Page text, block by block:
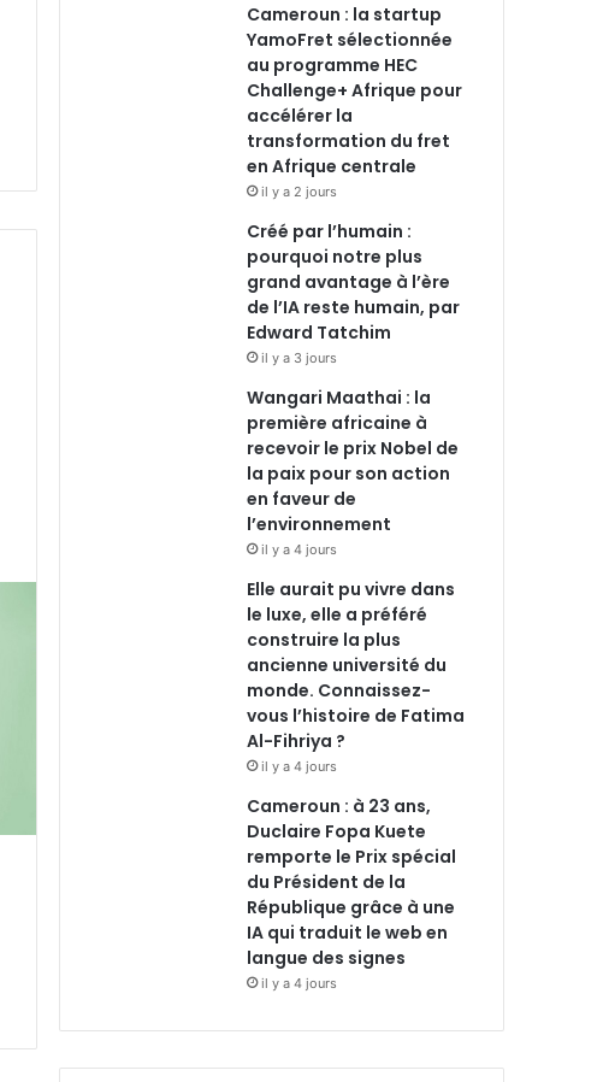
d
i
n
b
e
g
r
m
Cameroun : la startup
YamoFret sélectionnée
au programme HEC
Challenge+ Afrique pour
accélérer la
transformation du fret
en Afrique centrale
il y a 2 jours
Créé par l’humain :
pourquoi notre plus
grand avantage à l’ère
de l’IA reste humain, par
Edward Tatchim
il y a 3 jours
Wangari Maathai : la
première africaine à
recevoir le prix Nobel de
la paix pour son action
en faveur de
l’environnement
il y a 4 jours
Elle aurait pu vivre dans
le luxe, elle a préféré
construire la plus
ancienne université du
monde. Connaissez-
vous l’histoire de Fatima
Al-Fihriya ?
il y a 4 jours
Cameroun : à 23 ans,
Duclaire Fopa Kuete
remporte le Prix spécial
du Président de la
République grâce à une
IA qui traduit le web en
langue des signes
il y a 4 jours